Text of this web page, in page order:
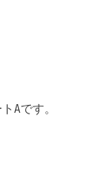
Aです。